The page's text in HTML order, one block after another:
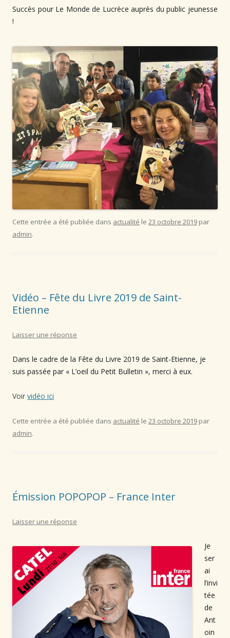
Succès pour Le Monde de Lucrèce auprès du public jeunesse
!⁠
Cette entrée a été publiée dans actualité le 23 octobre 2019 par
admin.
Vidéo – Fête du Livre 2019 de Saint-
Etienne
Laisser une réponse
Dans le cadre de la Fête du Livre 2019 de Saint-Etienne, je
suis passée par « L’oeil du Petit Bulletin », merci à eux.
Voir vidéo ici
Cette entrée a été publiée dans actualité le 23 octobre 2019 par
admin.
Émission POPOPOP – France Inter
Laisser une réponse
Je
ser
ai
l’invi
tée
de
Ant
oin